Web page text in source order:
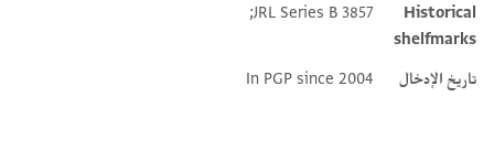
Historical
shelfmarks
JRL Series B 3857;
تاريخ الإدخال In PGP since 2004